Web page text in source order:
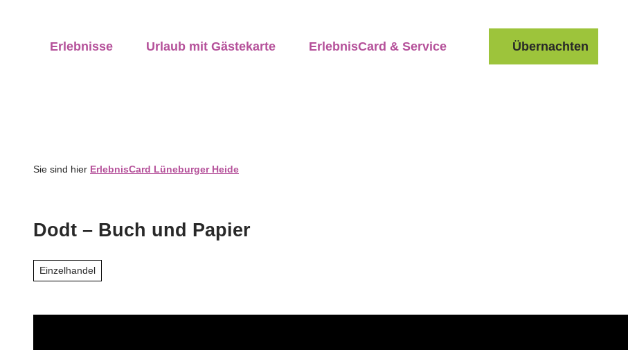
Erlebnisse Urlaub mit Gästekarte ErlebnisCard & Service Übernachten
Sie sind hier ErlebnisCard Lüneburger Heide
Dodt – Buch und Papier
Einzelhandel